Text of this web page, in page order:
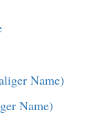
Name)